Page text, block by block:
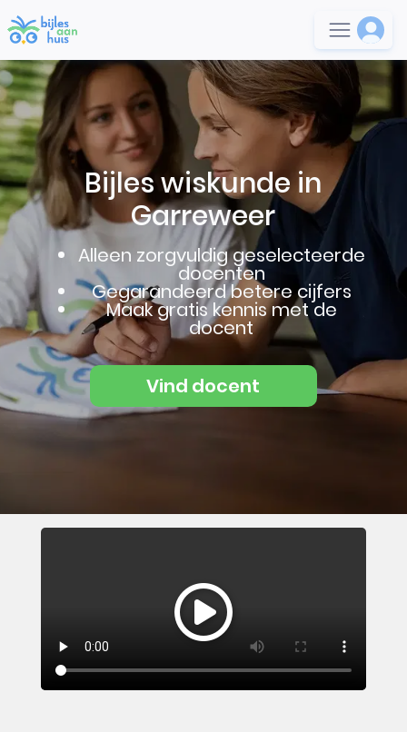
Bijles wiskunde in
Garreweer
Alleen zorgvuldig geselecteerde
docenten
Gegarandeerd betere cijfers
Maak gratis kennis met de
docent
Vind docent